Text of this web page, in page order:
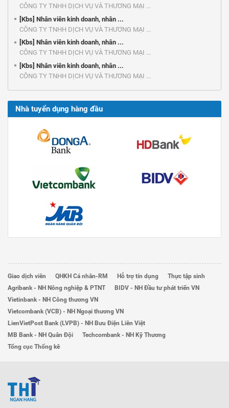
CÔNG TY TNHH DỊCH VỤ VÀ THƯƠNG MẠI ...
[Kbs] Nhân viên kinh doanh, nhân ...
CÔNG TY TNHH DỊCH VỤ VÀ THƯƠNG MẠI ...
[Kbs] Nhân viên kinh doanh, nhân ...
CÔNG TY TNHH DỊCH VỤ VÀ THƯƠNG MẠI ...
[Kbs] Nhân viên kinh doanh, nhân ...
CÔNG TY TNHH DỊCH VỤ VÀ THƯƠNG MẠI ...
Nhà tuyển dụng hàng đầu
Giao dịch viên QHKH Cá nhân-RM Hỗ trợ tín dụng
Thực tập sinh
Agribank - NH Nông nghiệp & PTNT
BIDV - NH Đầu tư phát triển VN
Vietinbank - NH Công thương VN
Vietcombank (VCB) - NH Ngoại thương VN
LienVietPost Bank (LVPB) - NH Bưu Điện Liên Việt
MB Bank - NH Quân Đội
Techcombank - NH Kỹ Thương
Tổng cục Thống kê